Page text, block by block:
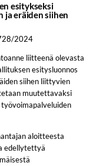
esitykseksi
ja eräiden siihen
2024
liitteenä olevasta
esitysluonnos
siihen liittyvien
muutettavaksi
aloitteesta
edellytettyä